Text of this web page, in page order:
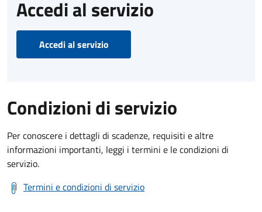
Accedi al servizio
Accedi al servizio
Condizioni di servizio
Per conoscere i dettagli di scadenze, requisiti e altre
informazioni importanti, leggi i termini e le condizioni di
servizio.
Termini e condizioni di servizio